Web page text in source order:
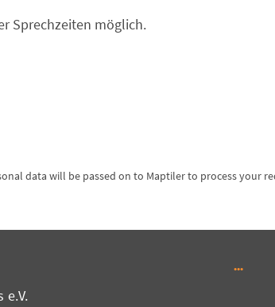
Sprechzeiten möglich.
data will be passed on to Maptiler to process your